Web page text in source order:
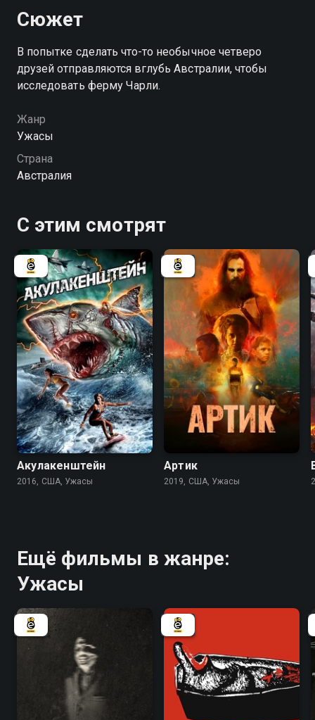
Сюжет
В попытке сделать что-то необычное четверо
друзей отправляются вглубь Австралии, чтобы
исследовать ферму Чарли.
Жанр
Ужасы
Страна
Австралия
С этим смотрят
3.6 2.2
Акулакенштейн
2016, США, Ужасы
4.3
Артик
2019, США, Ужасы
Ещё фильмы в жанре:
Ужасы